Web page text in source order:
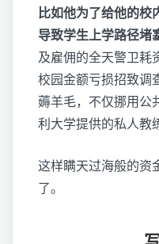
比如他为了给他的校
导致学生上学路径堵
及雇佣的全天警卫耗
校园金额亏损招致调
薅羊毛，不仅挪用公
利大学提供的私人教
这样瞒天过海般的资
了。